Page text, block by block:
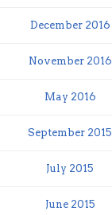
December 2016
November 2016
May 2016
September 2015
July 2015
June 2015